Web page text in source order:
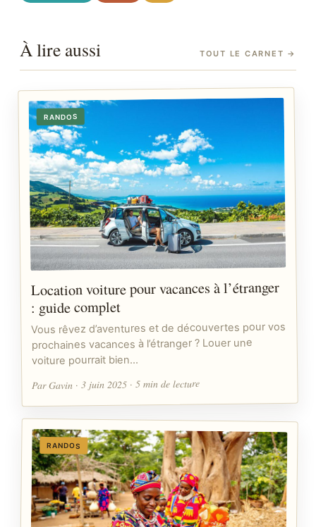
À lire aussi TOUT LE CARNET →
RANDOS
Location voiture pour vacances à l’étranger
: guide complet
Vous rêvez d’aventures et de découvertes pour vos
prochaines vacances à l’étranger ? Louer une
voiture pourrait bien…
Par Gavin · 3 juin 2025 · 5 min de lecture
RANDOS